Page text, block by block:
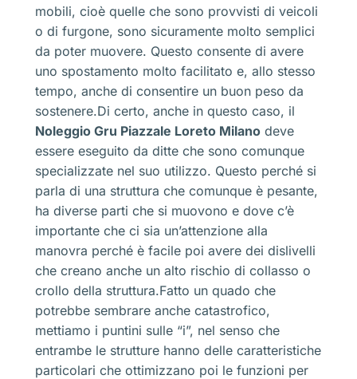
mobili, cioè quelle che sono provvisti di veicoli
o di furgone, sono sicuramente molto semplici
da poter muovere. Questo consente di avere
uno spostamento molto facilitato e, allo stesso
tempo, anche di consentire un buon peso da
sostenere.Di certo, anche in questo caso, il
Noleggio Gru Piazzale Loreto Milano deve
essere eseguito da ditte che sono comunque
specializzate nel suo utilizzo. Questo perché si
parla di una struttura che comunque è pesante,
ha diverse parti che si muovono e dove c’è
importante che ci sia un’attenzione alla
manovra perché è facile poi avere dei dislivelli
che creano anche un alto rischio di collasso o
crollo della struttura.Fatto un quado che
potrebbe sembrare anche catastrofico,
mettiamo i puntini sulle “i”, nel senso che
entrambe le strutture hanno delle caratteristiche
particolari che ottimizzano poi le funzioni per